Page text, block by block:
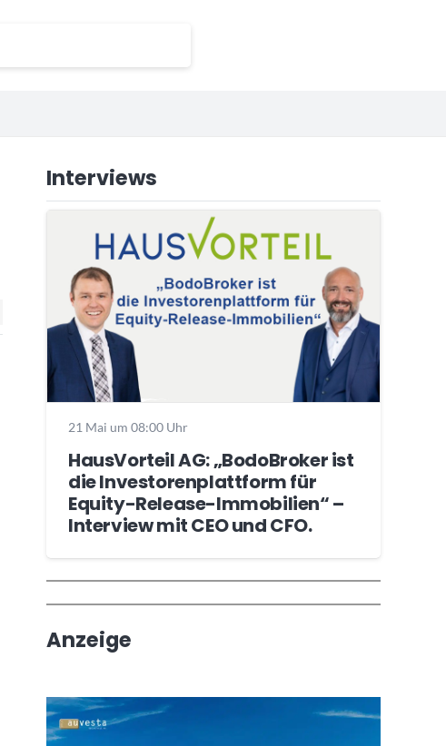
Interviews
21 Mai um 08:00 Uhr
HausVorteil AG: „BodoBroker ist
die Investorenplattform für
Equity-Release-Immobilien“ –
Interview mit CEO und CFO.
Wochenrückblick
Trendthemen
Anzeige